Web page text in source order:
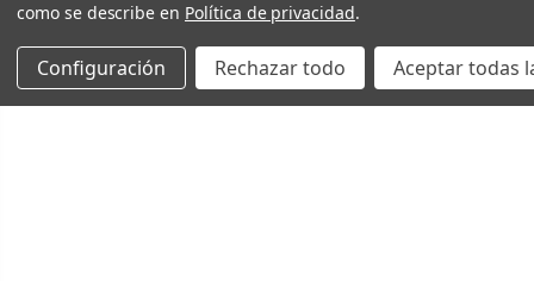
como se describe en Política de privacidad.
Configuración Rechazar todo Aceptar todas